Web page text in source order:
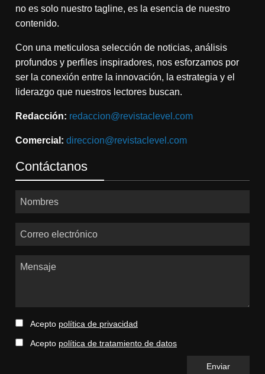
no es solo nuestro tagline, es la esencia de nuestro
contenido.
Con una meticulosa selección de noticias, análisis
profundos y perfiles inspiradores, nos esforzamos por
ser la conexión entre la innovación, la estrategia y el
liderazgo que nuestros lectores buscan.
Redacción: redaccion@revistaclevel.com
Comercial: direccion@revistaclevel.com
Contáctanos
Nombres
Correo electrónico
Mensaje
Acepto política de privacidad
Acepto política de tratamiento de datos